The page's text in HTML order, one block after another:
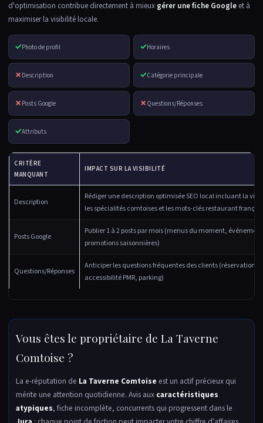
d'optimisation contribue directement à mieux gérer une fiche Google et à
maximiser la visibilité locale.
✓Photo de profil ✓Horaires
✗ Description ✓Catégorie principale
✗ Posts Google ✗ Questions/Réponses
✓Attributs
CRITÈRE
MANQUANT
IMPACT SUR LA VISIBILITÉ
Description
Rédiger une description optimisée SEO local incluant la ville
les spécialités comtoises et les mots-clés restaurant
Posts Google
Publier 1 à 2 posts par mois (menus du moment,
promotions saisonnières)
Questions/Réponses
Anticiper les questions fréquentes des clients (réservation,
accessibilité PMR, parking)
Vous êtes le propriétaire de La Taverne
Comtoise ?
La e-réputation de La Taverne Comtoise est un actif précieux qui
mérite une attention quotidienne. Avis aux caractéristiques
atypiques, fiche incomplète, concurrents qui progressent dans le